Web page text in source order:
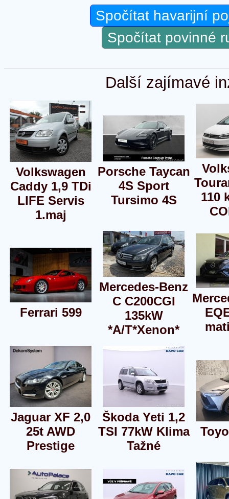
Spočítat havarijní
Spočítat povinné
Další zajímavé
Volkswagen
Caddy 1,9 TDi
LIFE Servis
1.maj
Porsche Taycan
4S Sport
Tursimo 4S
110
Ferrari 599
Mercedes-Benz
C C200CGI
135kW
*A/T*Xenon*
Jaguar XF 2,0
25t AWD
Prestige
Škoda Yeti 1,2
TSI 77kW Klima
Tažné